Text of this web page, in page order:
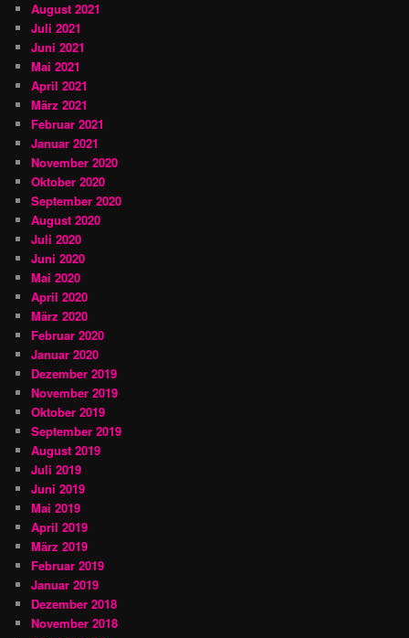
August 2021
Juli 2021
Juni 2021
Mai 2021
April 2021
März 2021
Februar 2021
Januar 2021
November 2020
Oktober 2020
September 2020
August 2020
Juli 2020
Juni 2020
Mai 2020
April 2020
März 2020
Februar 2020
Januar 2020
Dezember 2019
November 2019
Oktober 2019
September 2019
August 2019
Juli 2019
Juni 2019
Mai 2019
April 2019
März 2019
Februar 2019
Januar 2019
Dezember 2018
November 2018